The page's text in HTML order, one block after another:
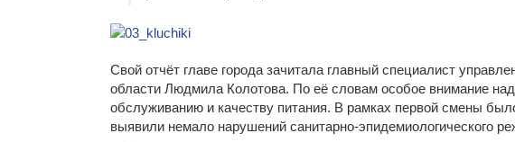
Свой отчёт главе города зачитала главный специалист
области Людмила Колотова. По её словам особое внимание
обслуживанию и качеству питания. В рамках первой смены
выявили немало нарушений санитарно-эпидемиологического